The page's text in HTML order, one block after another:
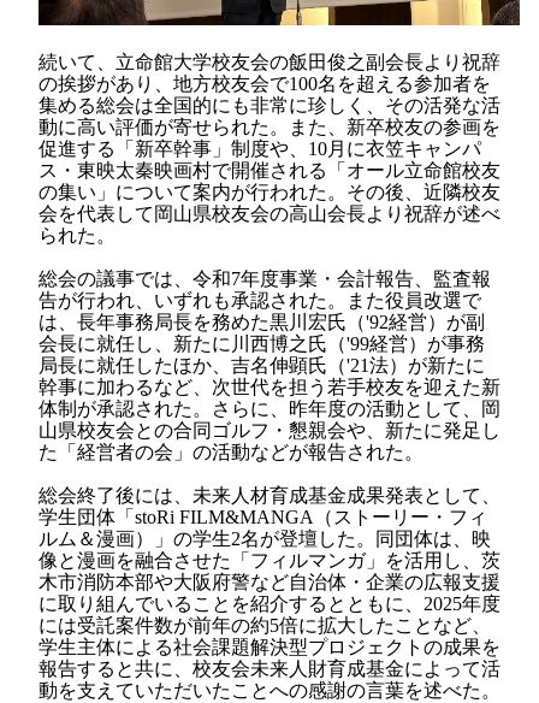
続いて、立命館大学校友会の飯田俊之副会長より祝辞
の挨拶があり、地方校友会で100名を超える参加者を
集める総会は全国的にも非常に珍しく、その活発な活
動に高い評価が寄せられた。また、新卒校友の参画を
促進する「新卒幹事」制度や、 10月に衣笠キャンパ
ス・東映太秦映画村で開催される「オール立命館校友
の集い」について案内が行われた。その後、近隣校友
会を代表して岡山県校友会の高山会長より祝辞が述べ
られた。
総会の議事では、令和7年度事業・会計報告、監査報
告が行われ、いずれも承認された。また役員改選で
は、長年事務局長を務めた黒川宏氏（'92経営）が副
会長に就任し、新たに川西博之氏（'99経営）が事務
局長に就任したほか、吉名伸顕氏（'21法）が新たに
幹事に加わるなど、次世代を担う若手校友を迎えた新
体制が承認された。さらに、昨年度の活動として、岡
山県校友会との合同ゴルフ・懇親会や、新たに発足し
た「経営者の会」の活動などが報告された。
総会終了後には、未来人材育成基金成果発表として、
学生団体「stoRi FILM&MANGA（ストーリー・フィ
ルム＆漫画）」の学生2名が登壇した。同団体は、映
像と漫画を融合させた「フィルマンガ」を活用し、茨
木市消防本部や大阪府警など自治体・企業の広報支援
に取り組んでいることを紹介するとともに、2025年度
には受託案件数が前年の約5倍に拡大したことなど、
学生主体による社会課題解決型プロジェクトの成果を
報告すると共に、校友会未来人財育成基金によって活
動を支えていただいたことへの感謝の言葉を述べた。